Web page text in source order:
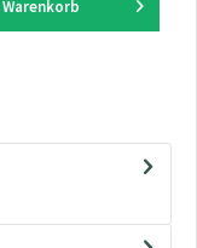
Warenkorb